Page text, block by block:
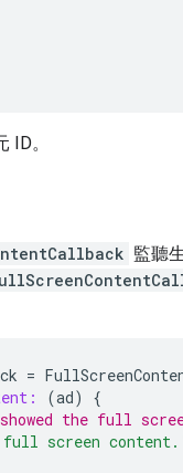
ID。
監聽
=
(ad)
{
the full
full screen